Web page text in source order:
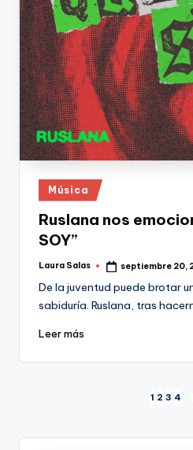
Publicado
en
Música
Ruslana nos
SOY”
Publicado
Laura Salas septiembre 20,
De la juventud puede brotar
sabiduría. Ruslana, tras
Leer más
de
1 2 3 4